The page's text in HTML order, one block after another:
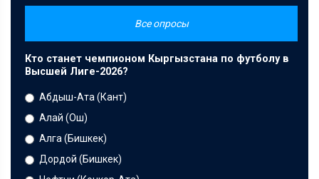
Все опросы
Кто станет чемпионом Кыргызстана по футболу в
Высшей Лиге-2026?
Абдыш-Ата (Кант)
Алай (Ош)
Алга (Бишкек)
Дордой (Бишкек)